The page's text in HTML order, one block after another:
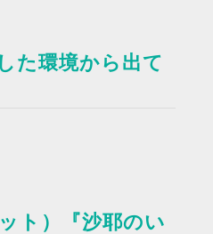
た環境から出て
ト）『沙耶のい